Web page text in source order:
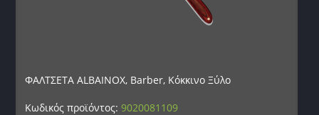
ΦΑΛΤΣΕΤΑ ALBAINOX, Barber, Κόκκινο Ξύλο
Κωδικός προϊόντος:9020081109